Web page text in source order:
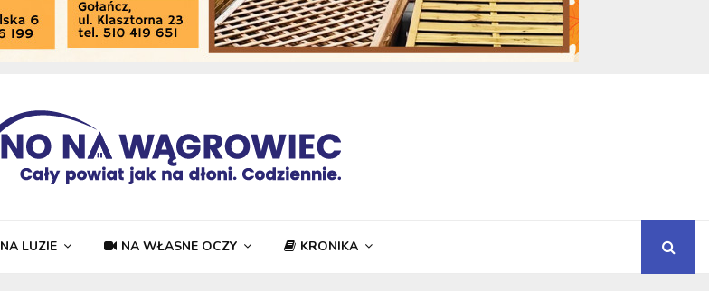
NA LUZIE NA WŁASNE OCZY KRONIKA